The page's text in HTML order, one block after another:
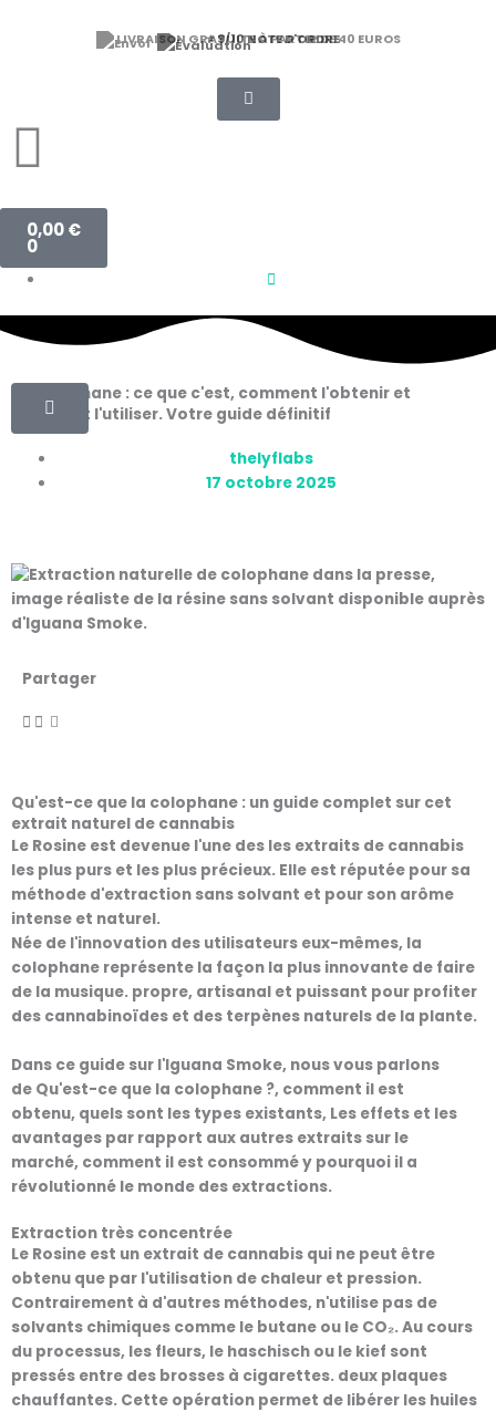
⭐ 9/10 NOTE D'ORDRE
0,00€
0
Panier
La colophane : ce que c'est, comment l'obtenir et
comment l'utiliser. Votre guide définitif
thelyflabs
17 octobre 2025
Partager
Qu'est-ce que la colophane : un guide complet sur cet
extrait naturel de cannabis
Le Rosine est devenue l'une des les extraits de cannabis
les plus purs et les plus précieux. Elle est réputée pour sa
méthode d'extraction sans solvant et pour son arôme
intense et naturel.
Née de l'innovation des utilisateurs eux-mêmes, la
colophane représente la façon la plus innovante de faire
de la musique. propre, artisanal et puissant pour profiter
des cannabinoïdes et des terpènes naturels de la plante.
Dans ce guide sur l'Iguana Smoke, nous vous parlons
de Qu'est-ce que la colophane ?, comment il est
obtenu, quels sont les types existants, Les effets et les
avantages par rapport aux autres extraits sur le
marché, comment il est consomméy pourquoi il a
révolutionné le monde des extractions.
Extraction très concentrée
Le Rosine est un extrait de cannabis qui ne peut être
obtenu que par l'utilisation de chaleur et pression.
Contrairement à d'autres méthodes, n'utilise pas de
solvants chimiques comme le butane ou le CO₂. Au cours
du processus, les fleurs, le haschisch ou le kief sont
pressés entre des brosses à cigarettes. deux plaques
chauffantes. Cette opération permet de libérer les huiles